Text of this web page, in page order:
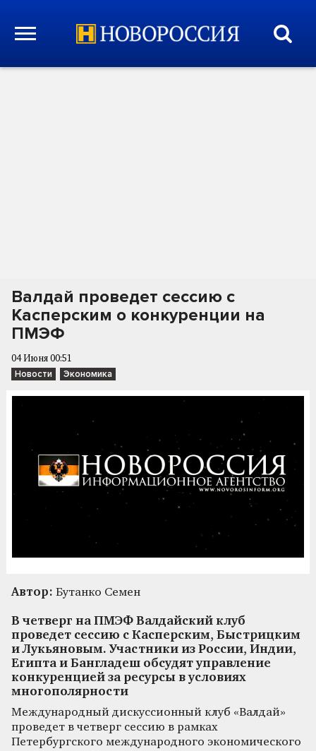
Валдай проведет сессию с
Касперским о конкуренции на
ПМЭФ
04 Июня 00:51
Новости Экономика
Автор: Бутанко Семен
В четверг на ПМЭФ Валдайский клуб
проведет сессию с Касперским, Быстрицким
и Лукьяновым. Участники из России, Индии,
Египта и Бангладеш обсудят управление
конкуренцией за ресурсы в условиях
многополярности
Международный дискуссионный клуб «Валдай»
проведет в четверг сессию в рамках
Петербургского международного экономического